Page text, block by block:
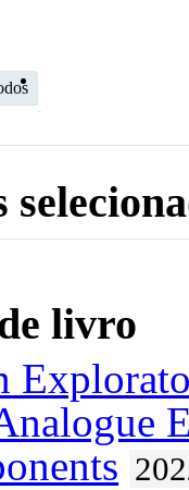
livro